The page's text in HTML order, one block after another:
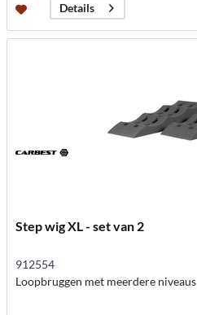
Details
Step wig XL - set van 2
912554
Loopbruggen met meerdere niveaus